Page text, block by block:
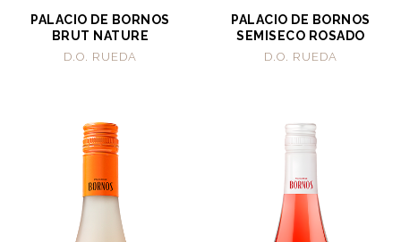
PALACIO DE BORNOS
BRUT NATURE
D.O. RUEDA
PALACIO DE BORNOS
SEMISECO ROSADO
D.O. RUEDA